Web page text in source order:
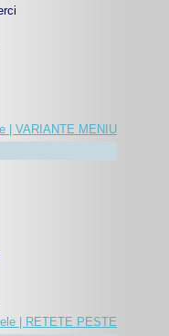
| VARIANTE MENIU
| RETETE PESTE